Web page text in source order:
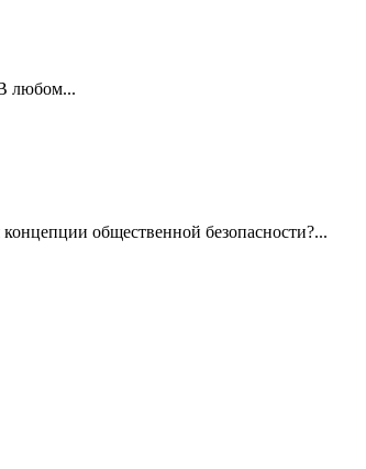
В любом...
общественной безопасности?...